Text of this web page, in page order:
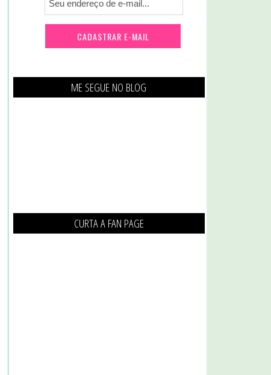
ME SEGUE NO BLOG
CURTA A FAN PAGE